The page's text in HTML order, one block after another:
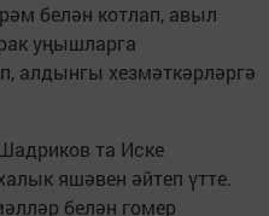
белән котлап, авыл
уңышларга
алдынгы хезмәткәрләргә
та Иске
яшәвен әйтеп үтте.
белән гомер